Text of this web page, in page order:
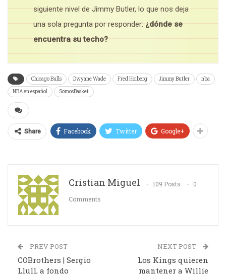
siguiente nivel de Jimmy Butler, lo que nos deja
una sola pregunta por responder: ¿dónde se
encuentra su techo?
Chicago Bulls Dwyane Wade Fred Hoiberg Jimmy Butler
nba
NBA en español
SomosBasket
Share Facebook Twitter Google+
Cristian Miguel 109 Posts
0
Comments
PREV POST
COBrothers | Sergio
Llull, a fondo
NEXT POST
Los Kings quieren
mantener a Willie